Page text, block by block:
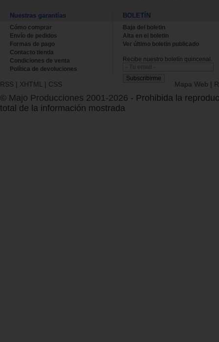
Nuestras garantías
Cómo comprar
Envío de pedidos
Formas de pago
Contacto tienda
Condiciones de venta
Política de devoluciones
BOLETÍN
Baja del boletin
Alta en el boletin
Ver último boletin publicado
Recibe nuestro boletín quincenal.
RSS | XHTML | CSS Mapa Web |
© Majo Producciones 2001-2026 - Prohibida la
total de la información mostrada